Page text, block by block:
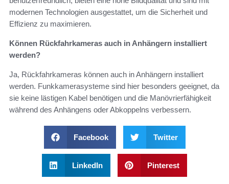
modernen Technologien ausgestattet, um die Sicherheit und
Effizienz zu maximieren.
Können Rückfahrkameras auch in Anhängern installiert
werden?
Ja, Rückfahrkameras können auch in Anhängern installiert
werden. Funkkamerasysteme sind hier besonders geeignet, da
sie keine lästigen Kabel benötigen und die Manövrierfähigkeit
während des Anhängens oder Abkoppelns verbessern.
Facebook Twitter
LinkedIn Pinterest